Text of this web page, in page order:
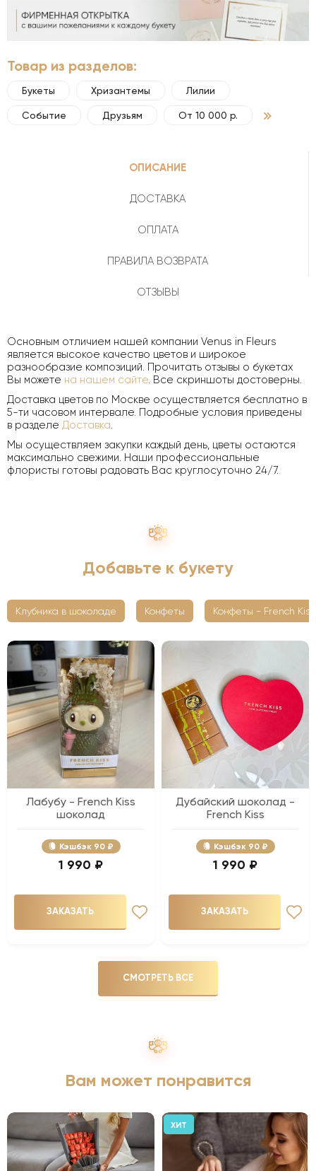
Товар из разделов:
Букеты Хризантемы Лилии
Событие Друзьям От 10 000 р.
ОПИСАНИЕ
ДОСТАВКА
ОПЛАТА
ПРАВИЛА ВОЗВРАТА
ОТЗЫВЫ
Основным отличием нашей компании Venus in Fleurs
является высокое качество цветов и широкое
разнообразие композиций. Прочитать отзывы о букетах
Вы можете на нашем сайте. Все скриншоты достоверны.
Доставка цветов по Москве осуществляется бесплатно в
5-ти часовом интервале. Подробные условия приведены
в разделе Доставка.
Мы осуществляем закупки каждый день, цветы остаются
максимально свежими. Наши профессиональные
флористы готовы радовать Вас круглосуточно 24/7.
Добавьте к букету
Клубника в шоколаде Конфеты Конфеты - French Kiss
Лабубу - French Kiss
шоколад
Кэшбэк 90 ₽
1 990 ₽
ЗАКАЗАТЬ
Дубайский шоколад -
French Kiss
Кэшбэк 90 ₽
1 990 ₽
ЗАКАЗАТЬ
СМОТРЕТЬ ВСЕ
Вам может понравится
ХИТ